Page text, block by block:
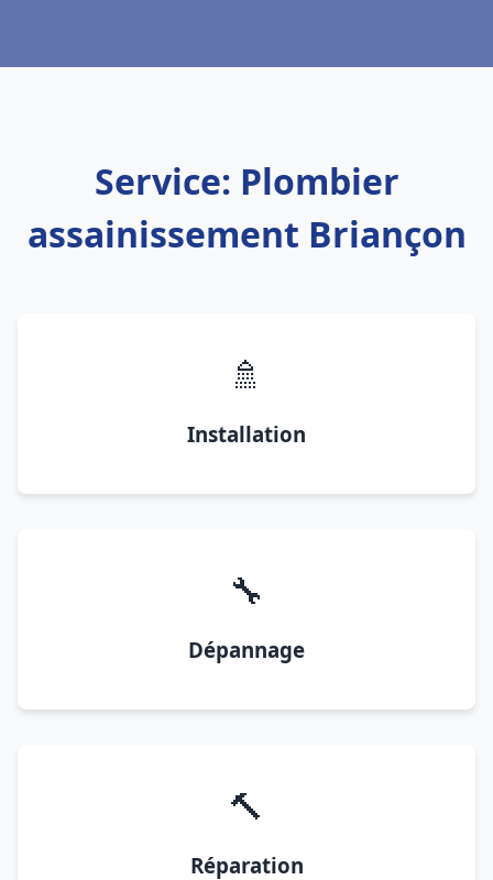
Service: Plombier
assainissement Briançon
🚿
Installation
🔧
Dépannage
🔨
Réparation